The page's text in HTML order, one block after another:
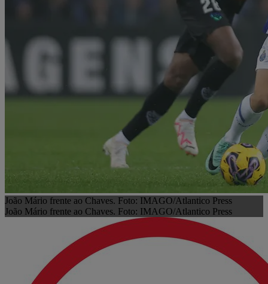
João Mário frente ao Chaves. Foto: IMAGO/Atlantico Press
João Mário frente ao Chaves. Foto: IMAGO/Atlantico Press